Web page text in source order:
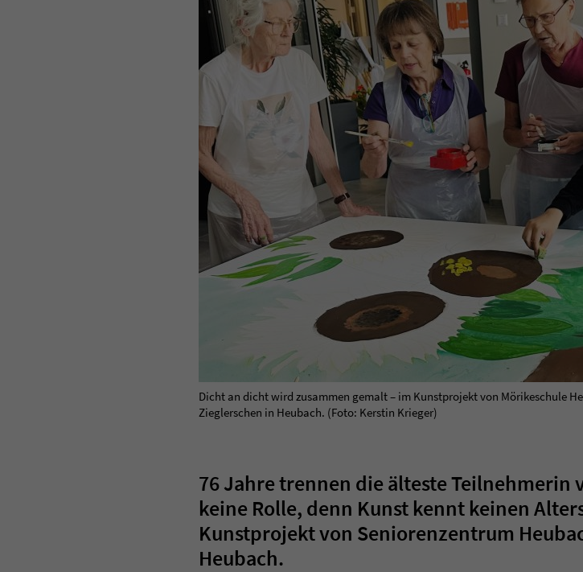
Dicht an dicht wird zusammen gemalt – im Kunstprojekt von Mörikeschule
Zieglerschen in Heubach. (Foto: Kerstin Krieger)
76 Jahre trennen die älteste Teilnehmerin
keine Rolle, denn Kunst kennt keinen
Kunstprojekt von Seniorenzentrum
Heubach.